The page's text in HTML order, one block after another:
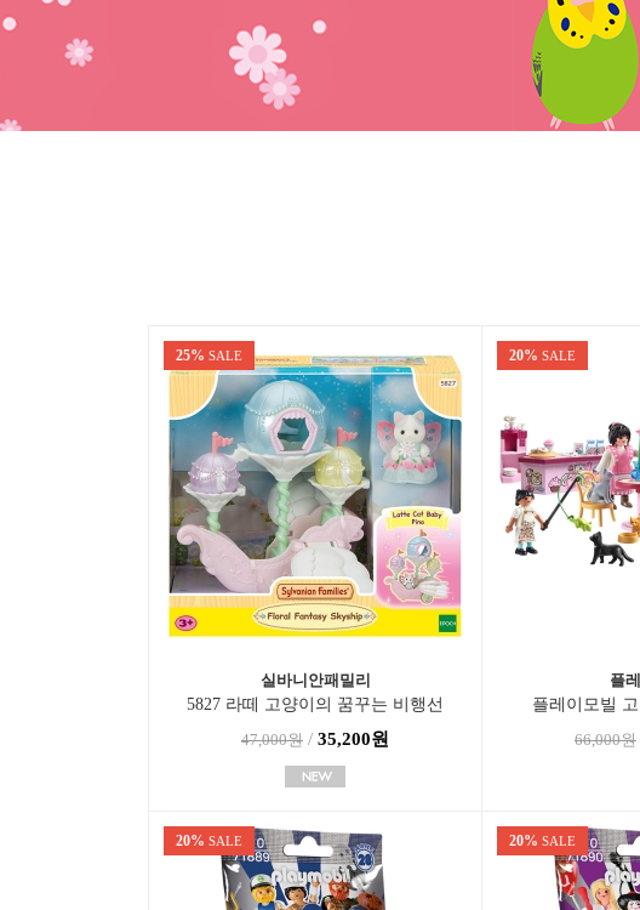
25% SALE
실바니안패밀리
5827 라떼 고양이의 꿈꾸는 비행선
47,000원 / 35,200원
20% SALE
플
플레이모빌
66,000원
20% SALE 20% SALE